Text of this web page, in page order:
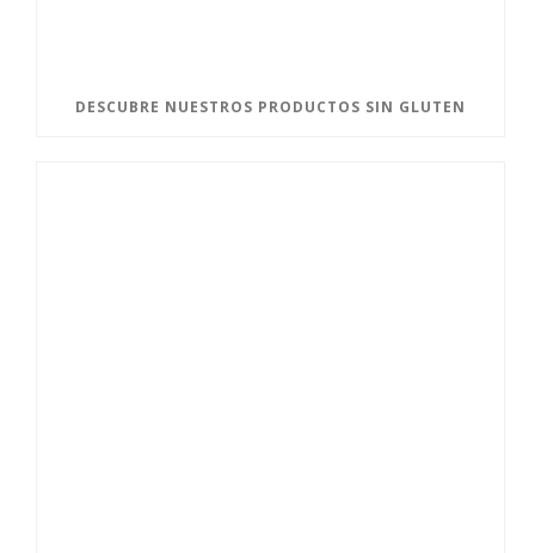
DESCUBRE NUESTROS PRODUCTOS SIN GLUTEN